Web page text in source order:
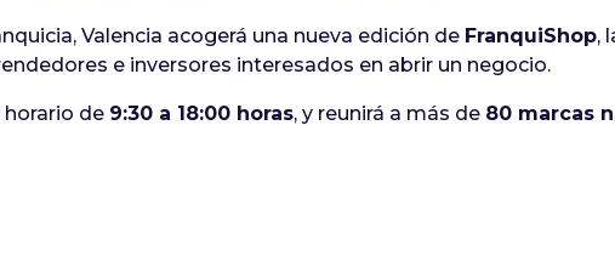
Valencia acogerá una nueva edición de FranquiShop,
e inversores interesados en abrir un negocio.
horario de 9:30 a 18:00 horas, y reunirá a más de 80 marcas